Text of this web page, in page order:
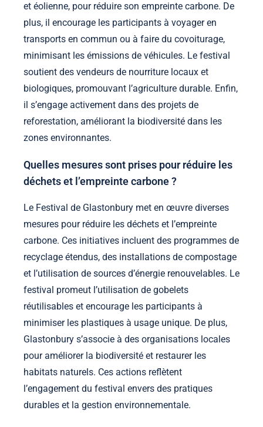
et éolienne, pour réduire son empreinte carbone. De
plus, il encourage les participants à voyager en
transports en commun ou à faire du covoiturage,
minimisant les émissions de véhicules. Le festival
soutient des vendeurs de nourriture locaux et
biologiques, promouvant l’agriculture durable. Enfin,
il s’engage activement dans des projets de
reforestation, améliorant la biodiversité dans les
zones environnantes.
Quelles mesures sont prises pour réduire les
déchets et l’empreinte carbone ?
Le Festival de Glastonbury met en œuvre diverses
mesures pour réduire les déchets et l’empreinte
carbone. Ces initiatives incluent des programmes de
recyclage étendus, des installations de compostage
et l’utilisation de sources d’énergie renouvelables. Le
festival promeut l’utilisation de gobelets
réutilisables et encourage les participants à
minimiser les plastiques à usage unique. De plus,
Glastonbury s’associe à des organisations locales
pour améliorer la biodiversité et restaurer les
habitats naturels. Ces actions reflètent
l’engagement du festival envers des pratiques
durables et la gestion environnementale.